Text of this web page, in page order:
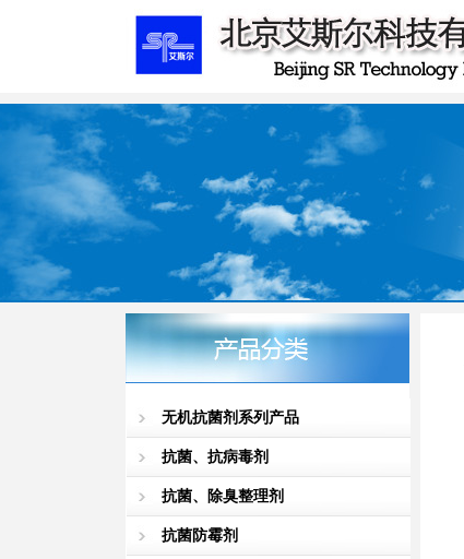
无机抗菌剂系列产品
抗菌、抗病毒剂
抗菌、除臭整理剂
抗菌防霉剂